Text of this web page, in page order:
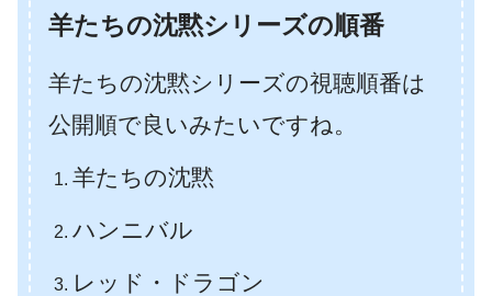
羊たちの沈黙シリーズの順番
羊たちの沈黙シリーズの視聴順番は
公開順で良いみたいですね。
羊たちの沈黙
ハンニバル
レッド・ドラゴン